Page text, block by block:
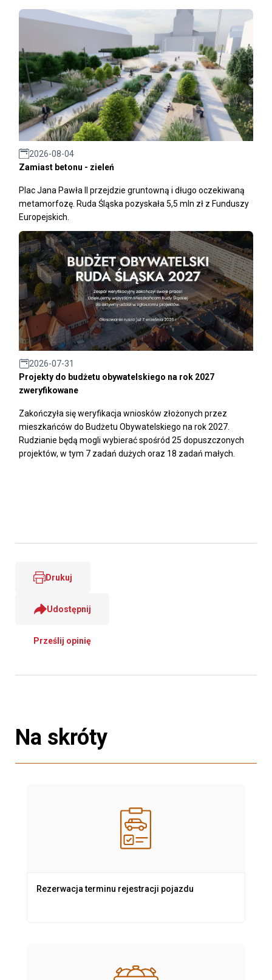
2026-08-04
Zamiast betonu - zieleń
Plac Jana Pawła II przejdzie gruntowną i długo oczekiwaną
metamorfozę. Ruda Śląska pozyskała 5,5 mln zł z Funduszy
Europejskich.
2026-07-31
Projekty do budżetu obywatelskiego na rok 2027
zweryfikowane
Zakończyła się weryfikacja wniosków złożonych przez
mieszkańców do Budżetu Obywatelskiego na rok 2027.
Rudzianie będą mogli wybierać spośród 25 dopuszczonych
projektów, w tym 7 zadań dużych oraz 18 zadań małych.
Drukuj
Udostępnij
Prześlij opinię
Na skróty
Rezerwacja terminu rejestracji pojazdu